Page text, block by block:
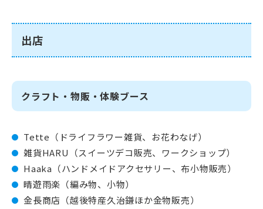
出店
クラフト・物販・体験ブース
Tette（ドライフラワー雑貨、お花わなげ）
雑貨HARU（スイーツデコ販売、ワークショップ）
Haaka（ハンドメイドアクセサリー、布小物販売）
晴遊雨楽（編み物、小物）
金長商店（越後特産久治鎌ほか金物販売）